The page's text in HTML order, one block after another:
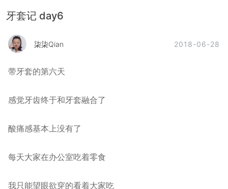
牙套记 day6
柒柒Qian 2018-06-28
带牙套的第六天
感觉牙齿终于和牙套融合了
酸痛感基本上没有了
每天大家在办公室吃着零食
我只能望眼欲穿的看着大家吃